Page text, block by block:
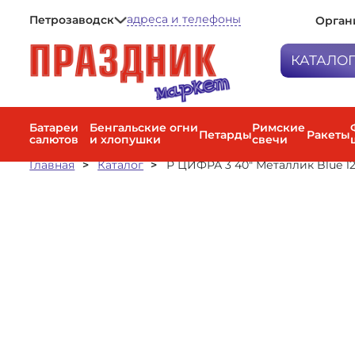
Петрозаводск
Мурманск
Санкт-Петербург
адреса и телефоны
Петарды
Римские
Батареи
салютов
Бенгальские огни
и хлопушки
ПетардыРимские
свечи
Ракеты
Главная
Каталог Р ЦИФРА 3 40" Металлик Blue